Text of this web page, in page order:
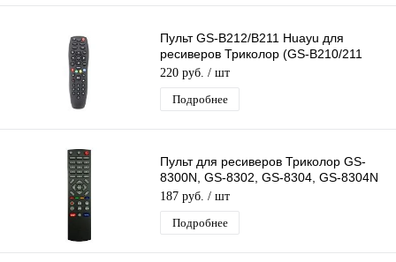
Пульт GS-B212/B211 Huayu для
ресиверов Триколор (GS-B210/211
В-212
B520,В521,B522,В531/533,В532/534)
220 руб. / шт
Подробнее
Пульт для ресиверов Триколор GS-
8300N, GS-8302, GS-8304, GS-8304N
Huayu
187 руб. / шт
Подробнее